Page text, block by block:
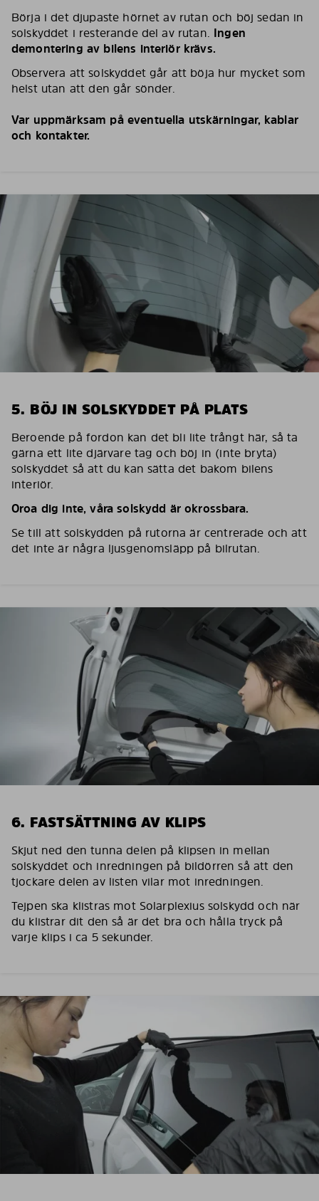
Börja i det djupaste hörnet av rutan och böj sedan in
solskyddet i resterande del av rutan. Ingen
demontering av bilens interiör krävs.
Observera att solskyddet går att böja hur mycket som
helst utan att den går sönder.
Var uppmärksam på eventuella utskärningar, kablar
och kontakter.
5. BÖJ IN SOLSKYDDET PÅ PLATS
Beroende på fordon kan det bli lite trångt här, så ta
gärna ett lite djärvare tag och böj in (inte bryta)
solskyddet så att du kan sätta det bakom bilens
interiör.
Oroa dig inte, våra solskydd är okrossbara.
Se till att solskydden på rutorna är centrerade och att
det inte är några ljusgenomsläpp på bilrutan.
6. FASTSÄTTNING AV KLIPS
Skjut ned den tunna delen på klipsen in mellan
solskyddet och inredningen på bildörren så att den
tjockare delen av listen vilar mot inredningen.
Tejpen ska klistras mot Solarplexius solskydd och när
du klistrar dit den så är det bra och hålla tryck på
varje klips i ca 5 sekunder.